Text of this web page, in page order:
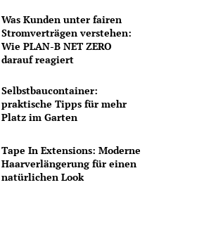
Was Kunden unter fairen
Stromverträgen verstehen:
Wie PLAN-B NET ZERO
darauf reagiert
Selbstbaucontainer:
praktische Tipps für mehr
Platz im Garten
Tape In Extensions: Moderne
Haarverlängerung für einen
natürlichen Look